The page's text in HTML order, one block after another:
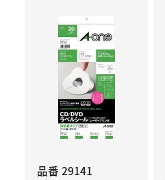
品番 29141